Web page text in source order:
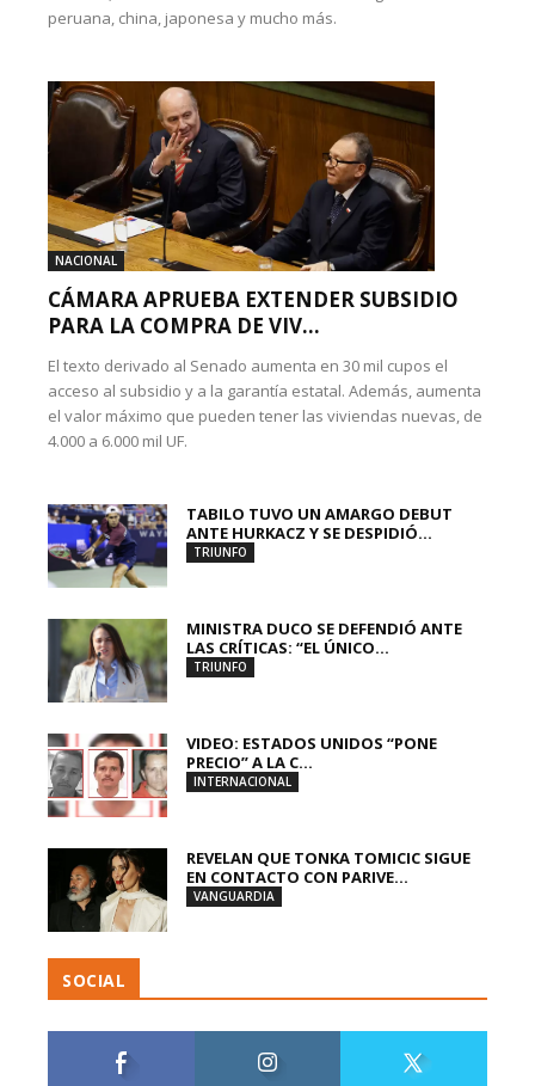
peruana, china, japonesa y mucho más.
NACIONAL
CÁMARA APRUEBA EXTENDER SUBSIDIO
PARA LA COMPRA DE VIV...
El texto derivado al Senado aumenta en 30 mil cupos el
acceso al subsidio y a la garantía estatal. Además, aumenta
el valor máximo que pueden tener las viviendas nuevas, de
4.000 a 6.000 mil UF.
TABILO TUVO UN AMARGO DEBUT
ANTE HURKACZ Y SE DESPIDIÓ...
TRIUNFO
MINISTRA DUCO SE DEFENDIÓ ANTE
LAS CRÍTICAS: “EL ÚNICO...
TRIUNFO
VIDEO: ESTADOS UNIDOS “PONE
PRECIO” A LA C...
INTERNACIONAL
REVELAN QUE TONKA TOMICIC SIGUE
EN CONTACTO CON PARIVE...
VANGUARDIA
SOCIAL